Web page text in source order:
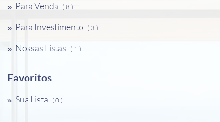
Para Venda ( 8 )
Para Investimento ( 3 )
Nossas Listas ( 1 )
Favoritos
Sua Lista ( 0 )